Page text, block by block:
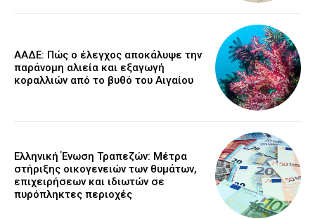
ΑΑΔΕ: Πώς ο έλεγχος αποκάλυψε την
παράνομη αλιεία και εξαγωγή
κοραλλιών από το βυθό του Αιγαίου
Ελληνική Ένωση Τραπεζών: Μέτρα
στήριξης οικογενειών των θυμάτων,
επιχειρήσεων και ιδιωτών σε
πυρόπληκτες περιοχές